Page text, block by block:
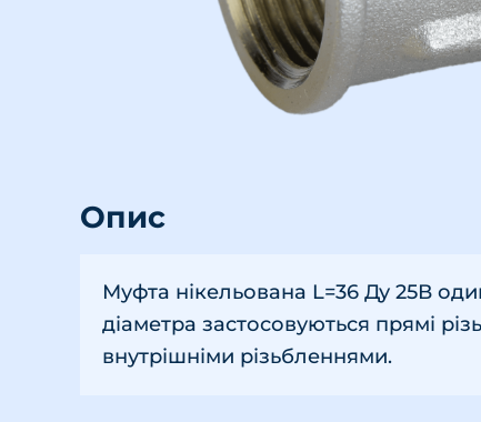
Опис
Муфта нікельована L=36 Ду 25В
діаметра застосовуються прямі
внутрішніми різьбленнями.